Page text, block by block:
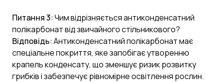
Питання 3:Чим відрізняється антиконденсатний
полікарбонат від звичайного стільникового?
Відповідь:Антиконденсатний полікарбонат має
спеціальне покриття, яке запобігає утворенню
крапель конденсату, що зменшує ризик розвитку
грибків і забезпечує рівномірне освітлення рослин.